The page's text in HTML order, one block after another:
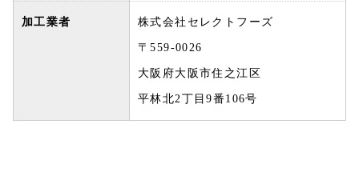
加工業者 株式会社セレクトフーズ
〒559-0026
大阪府大阪市住之江区
平林北2丁目9番106号